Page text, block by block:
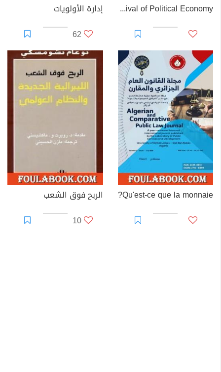
The Missing Measure: A Contribution to the Revival of Political Economy
إدارة الأولويات
62
Qu'est-ce que la monnaie?
الربح فوق الشعب
10